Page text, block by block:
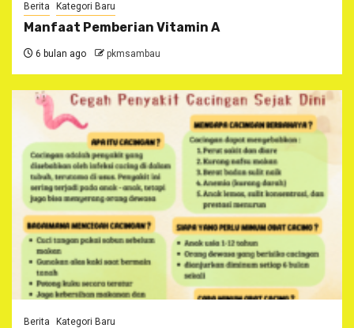
Berita Kategori Baru
Manfaat Pemberian Vitamin A
6 bulan ago pkmsambau
Berita Kategori Baru